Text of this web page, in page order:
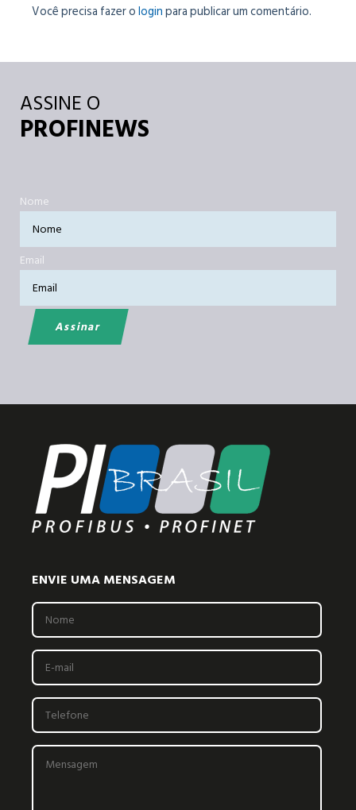
Você precisa fazer ologinpara publicar um comentário.
ASSINE O
PROFINEWS
Nome
Email
ENVIE UMA MENSAGEM